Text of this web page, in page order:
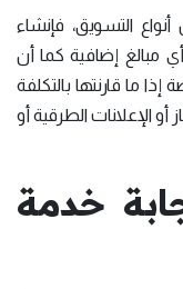
التسويق، فإنشاء
مبالغ إضافية كما أن
ما قارنتها بالتكلفة
أو الإعلانات الطرقية أو
خدمة